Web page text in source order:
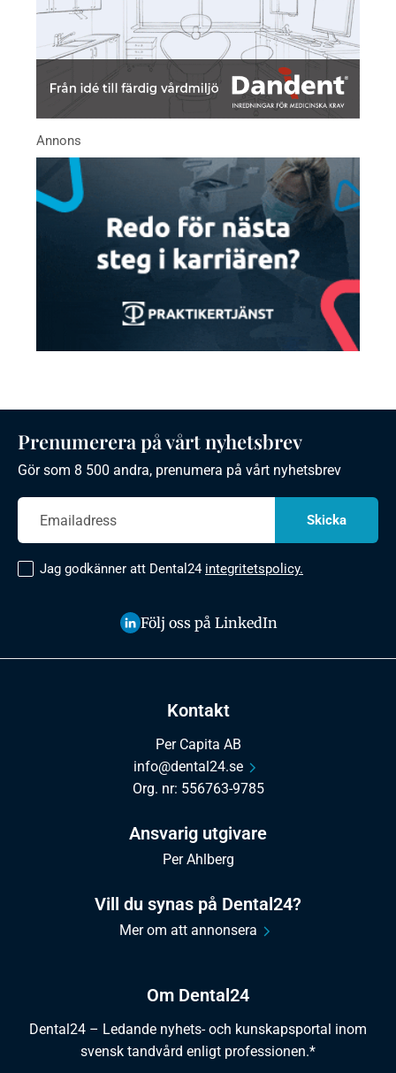
Om Dental24
Dental24 – Ledande nyhets- och kunskapsportal inom
svensk tandvård enligt professionen.*
Kontakt
Per Capita AB
info@dental24.se
Org. nr: 556763-9785
Ansvarig utgivare
Per Ahlberg
Vill du synas på Dental24?
Mer om att annonsera
Prenumerera på vårt nyhetsbrev
Gör som 8 500 andra, prenumera på vårt nyhetsbrev
Jag godkänner att Dental24 integritetspolicy.
Följ oss på LinkedIn